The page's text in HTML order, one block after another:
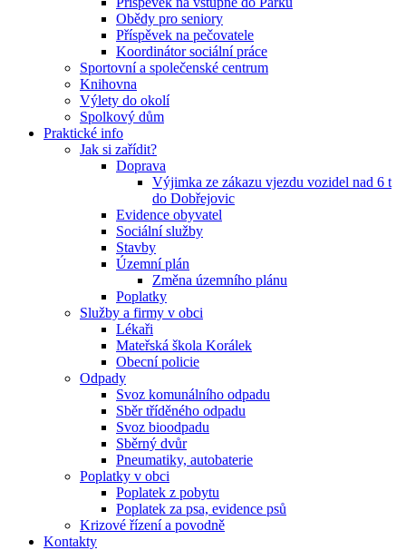
Obědy pro seniory
Příspěvek na pečovatele
Koordinátor sociální práce
Sportovní a společenské centrum
Knihovna
Výlety do okolí
Spolkový dům
Praktické info
Jak si zařídit?
Doprava
Výjimka ze zákazu vjezdu vozidel nad 6 t
do Dobřejovic
Evidence obyvatel
Sociální služby
Stavby
Územní plán
Změna územního plánu
Poplatky
Služby a firmy v obci
Lékaři
Mateřská škola Korálek
Obecní policie
Odpady
Svoz komunálního odpadu
Sběr tříděného odpadu
Svoz bioodpadu
Sběrný dvůr
Pneumatiky, autobaterie
Poplatky v obci
Poplatek z pobytu
Poplatek za psa, evidence psů
Krizové řízení a povodně
Kontakty